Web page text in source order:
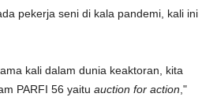
pekerja seni di kala pandemi, kali ini
kali dalam dunia keaktoran, kita
PARFI 56 yaitu auction for action ,"